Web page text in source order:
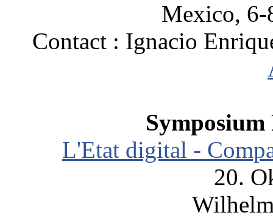
Mexico, 6-
Contact : Ignacio
L'Etat digital -
20.